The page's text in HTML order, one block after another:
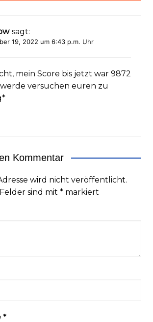
sagt:
19, 2022 um 6:43 p.m. Uhr
mein Score bis jetzt war 9872
versuchen euren zu
Kommentar
wird nicht veröffentlicht.
sind mit *markiert
*